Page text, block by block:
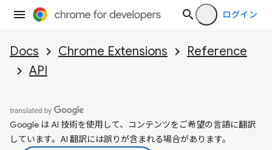
ログイン
Docs Chrome Extensions
Reference
API
Google は AI 技術を使用して、コンテンツをご希望の言語に翻訳
しています。AI 翻訳には誤りが含まれる場合があります。